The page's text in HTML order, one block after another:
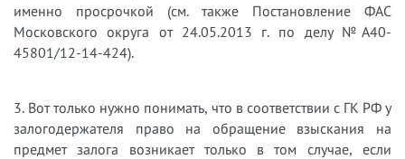
именно просрочкой (см. также Постановление ФАС
Московского округа от 24.05.2013 г. по делу №А40-
45801/12-14-424).
3. Вот только нужно понимать, что в соответствии с ГК РФ у
залогодержателя право на обращение взыскания на
предмет залога возникает только в том случае, если